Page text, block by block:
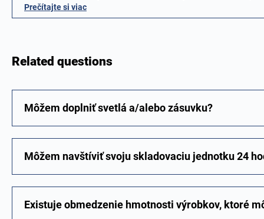
Prečítajte si viac
Related questions
Môžem doplniť svetlá a/alebo zásuvku?
Môžem navštíviť svoju skladovaciu jednotku 24
Existuje obmedzenie hmotnosti výrobkov, ktoré